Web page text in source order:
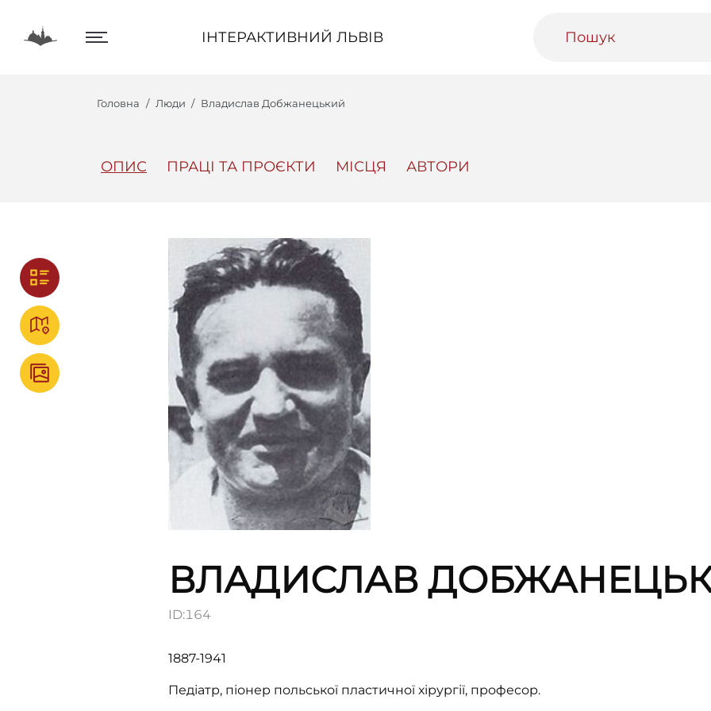
ІНТЕРАКТИВНИЙ ЛЬВІВ
ІНТЕРАКТИВНИЙ ЛЬВІВ
Головна Люди Владислав Добжанецький
ОПИС ПРАЦІ ТА ПРОЄКТИ МІСЦЯ АВТОРИ
ВЛАДИСЛАВ
ID:164
1887-1941
Педіатр, піонер польської пластичної хірургії, професор.